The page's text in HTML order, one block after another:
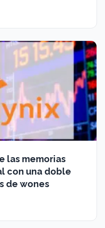
las memorias
con una doble
de wones